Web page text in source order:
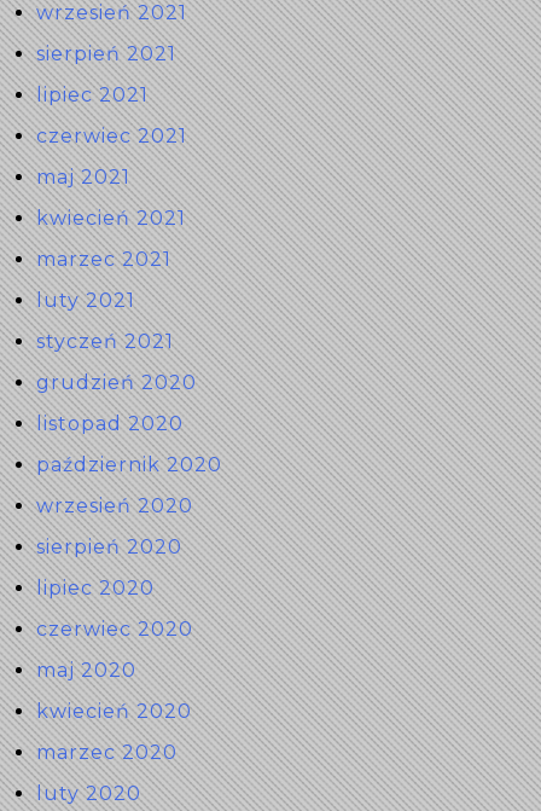
wrzesień 2021
sierpień 2021
lipiec 2021
czerwiec 2021
maj 2021
kwiecień 2021
marzec 2021
luty 2021
styczeń 2021
grudzień 2020
listopad 2020
październik 2020
wrzesień 2020
sierpień 2020
lipiec 2020
czerwiec 2020
maj 2020
kwiecień 2020
marzec 2020
luty 2020